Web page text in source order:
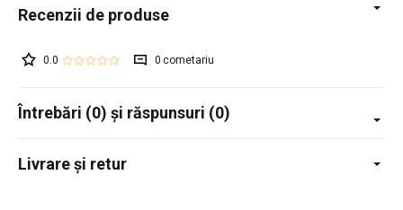
0.0 0
Întrebări (0) și răspunsuri (0)
Livrare și retur